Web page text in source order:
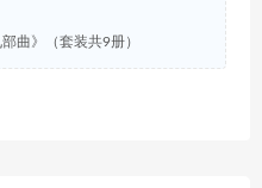
曲》（套装共9册）